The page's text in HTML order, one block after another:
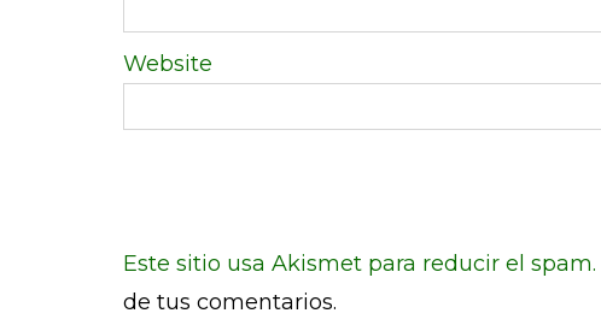
Website
Este sitio usa Akismet para reducir el spam.
de tus comentarios.